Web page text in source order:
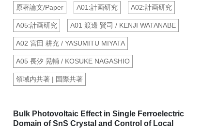
原著論文/Paper A01:計画研究 A02:計画研究
A05:計画研究 A01 渡邊 賢司 / KENJI WATANABE
A02 宮田 耕充 / YASUMITU MIYATA
A05 長汐 晃輔 / KOSUKE NAGASHIO
領域内共著 | 国際共著
Bulk Photovoltaic Effect in Single Ferroelectric
Domain of SnS Crystal and Control of Local